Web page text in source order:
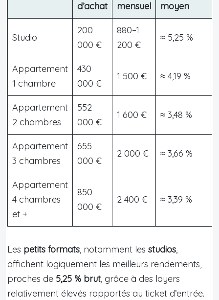
d’achat
mensuel
moyen
Studio
200
000 €
880–1
200 €
≈ 5,25 %
Appartement
1 chambre
430
000 €
1 500 € ≈ 4,19 %
Appartement
2 chambres
552
000 €
1 600 € ≈ 3,48 %
Appartement
3 chambres
655
000 €
2 000 € ≈ 3,66 %
Appartement
4 chambres
et +
850
000 €
2 400 € ≈ 3,39 %
Les petits formats, notamment les studios,
affichent logiquement les meilleurs rendements,
proches de 5,25 % brut, grâce à des loyers
relativement élevés rapportés au ticket d’entrée.